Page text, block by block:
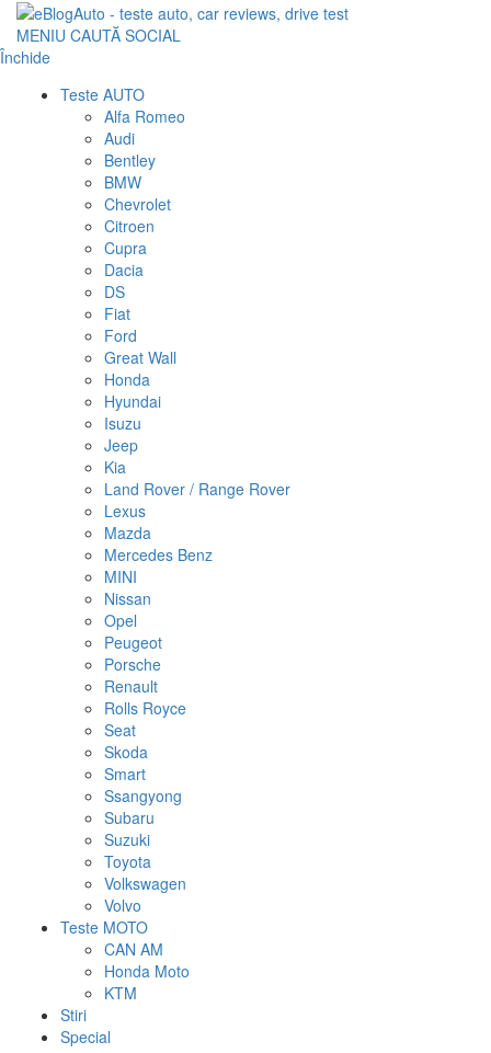
MENIU CAUTĂ SOCIAL
Închide
Teste AUTO
Alfa Romeo
Audi
Bentley
BMW
Chevrolet
Citroen
Cupra
Dacia
DS
Fiat
Ford
Great Wall
Honda
Hyundai
Isuzu
Jeep
Kia
Land Rover / Range Rover
Lexus
Mazda
Mercedes Benz
MINI
Nissan
Opel
Peugeot
Porsche
Renault
Rolls Royce
Seat
Skoda
Smart
Ssangyong
Subaru
Suzuki
Toyota
Volkswagen
Volvo
Teste MOTO
CAN AM
Honda Moto
KTM
Stiri
Special